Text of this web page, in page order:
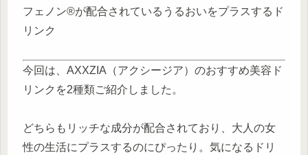
フェノン®が配合されているうるおいをプラスするド
リンク
今回は、AXXZIA（アクシージア）のおすすめ美容ド
リンクを2種類ご紹介しました。
どちらもリッチな成分が配合されており、大人の女
性の生活にプラスするのにぴったり。気になるドリ